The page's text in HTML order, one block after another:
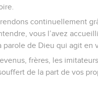
continuellement
vous l’avez
parole de Dieu qui agit en
frères, les
de la part de vos